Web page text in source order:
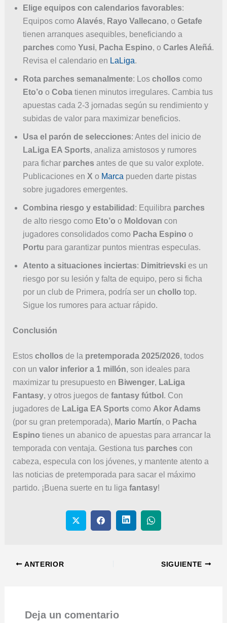
Elige equipos con calendarios favorables:
Equipos como Alavés, Rayo Vallecano, o Getafe
tienen arranques asequibles, beneficiando a
parches como Yusi, Pacha Espino, o Carles Aleñá.
Revisa el calendario en LaLiga.
Rota parches semanalmente: Los chollos como
Eto’o o Cobatienen minutos irregulares. Cambia tus
apuestas cada 2-3 jornadas según su rendimiento y
subidas de valor para maximizar beneficios.
Usa el parón de selecciones: Antes del inicio de
LaLiga EA Sports, analiza amistosos y rumores
para fichar parches antes de que su valor explote.
Publicaciones en X o Marca pueden darte pistas
sobre jugadores emergentes.
Combina riesgo y estabilidad : Equilibra parches
de alto riesgo como Eto’o o Moldovan con
jugadores consolidados como Pacha Espino o
Portu para garantizar puntos mientras especulas.
Atento a situaciones inciertas: Dimitrievskies un
riesgo por su lesión y falta de equipo, pero si ficha
por un club de Primera, podría ser un chollo top.
Sigue los rumores para actuar rápido.
Conclusión
Estos chollos de la pretemporada 2025/2026, todos
con un valor inferior a 1 millón, son ideales para
maximizar tu presupuesto en Biwenger, LaLiga
Fantasy, y otros juegos de fantasy fútbol . Con
jugadores de LaLiga EA Sports como Akor Adams
(por su gran pretemporada), Mario Martín, o Pacha
Espino tienes un abanico de apuestas para arrancar la
temporada con ventaja. Gestiona tus parches con
cabeza, especula con los jóvenes, y mantente atento a
las noticias de pretemporada para sacar el máximo
partido. ¡Buena suerte en tu liga fantasy!
ANTERIOR SIGUIENTE
Deja un comentario